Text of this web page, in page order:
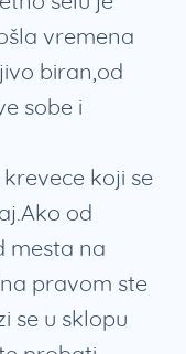
vremena
biran,od
sobe i
koji se
od
mesta na
pravom ste
se u sklopu